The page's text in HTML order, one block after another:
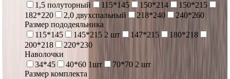
1,5 полуторный
115*145 150*214
150*215
182*220
2,0 двухспальный 218*240
240*260
Размер пододеяльника
115*145
145*215 2 шт 147*215
180*218
200*218
220*230
Наволочки
34*45
40*60 1шт
70*70 2 шт
Размер комплекта